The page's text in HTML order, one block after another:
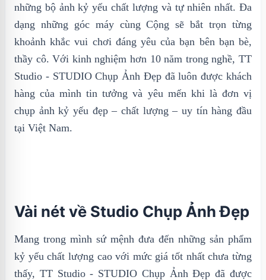
những bộ ảnh kỷ yếu chất lượng và tự nhiên nhất. Đa
dạng những góc máy cùng Cộng sẽ bắt trọn từng
khoảnh khắc vui chơi đáng yêu của bạn bên bạn bè,
thầy cô. Với kinh nghiệm hơn 10 năm trong nghề, TT
Studio - STUDIO Chụp Ảnh Đẹp đã luôn được khách
hàng của mình tin tưởng và yêu mến khi là đơn vị
chụp ảnh kỷ yếu đẹp – chất lượng – uy tín hàng đầu
tại Việt Nam.
Vài nét về Studio Chụp Ảnh Đẹp
Mang trong mình sứ mệnh đưa đến những sản phẩm
kỷ yếu chất lượng cao với mức giá tốt nhất chưa từng
thấy, TT Studio - STUDIO Chụp Ảnh Đẹp đã được